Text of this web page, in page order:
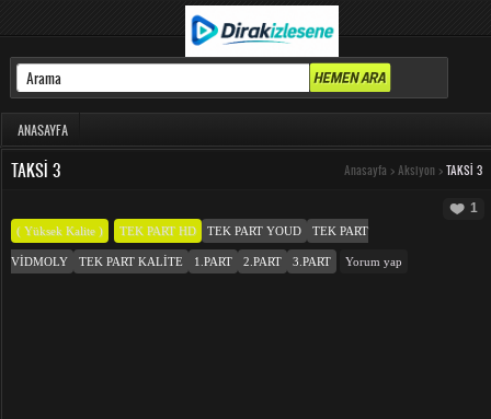
ANASAYFA
TAKSI 3 Anasayfa > Aksiyon > TAKSI 3
1
( Yüksek Kalite ) TEK PART HD TEK PART YOUD TEK PART
VIDMOLY TEK PART KALITE 1.PART 2.PART 3.PART Yorum yap